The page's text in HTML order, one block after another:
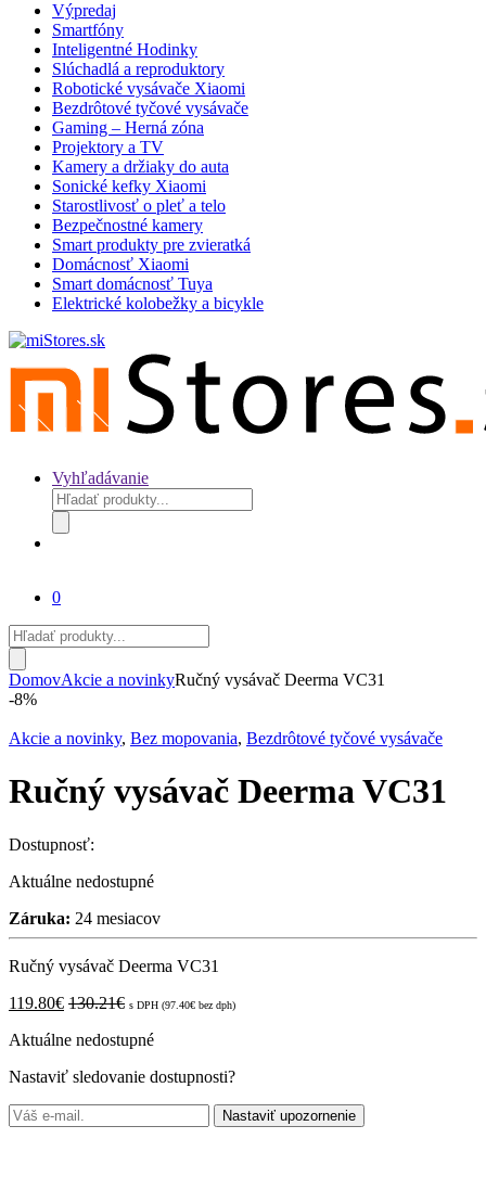
Výpredaj
Smartfóny
Inteligentné Hodinky
Slúchadlá a reproduktory
Robotické vysávače Xiaomi
Bezdrôtové tyčové vysávače
Gaming – Herná zóna
Projektory a TV
Kamery a držiaky do auta
Sonické kefky Xiaomi
Starostlivosť o pleť a telo
Bezpečnostné kamery
Smart produkty pre zvieratká
Domácnosť Xiaomi
Smart domácnosť Tuya
Elektrické kolobežky a bicykle
Vyhľadávanie
Products
search
0
Products
search
DomovAkcie a novinkyRučný vysávač Deerma VC31
-8%
Akcie a novinky, Bez mopovania, Bezdrôtové tyčové vysávače
Ručný vysávač Deerma VC31
Dostupnosť:
Aktuálne nedostupné
Záruka: 24 mesiacov
Ručný vysávač Deerma VC31
119.80€ 130.21€ s DPH (97.40€ bez dph)
Aktuálne nedostupné
Nastaviť sledovanie dostupnosti?
Nastaviť upozornenie